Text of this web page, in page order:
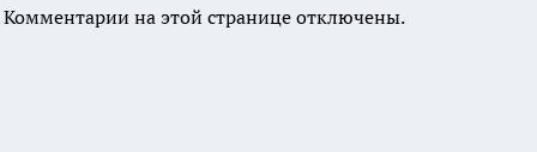
Комментарии на этой странице отключены.